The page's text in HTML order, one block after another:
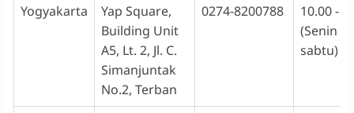
Yogyakarta
Yap Square,
Building Unit
A5, Lt. 2, Jl. C.
Simanjuntak
No.2, Terban
0274-8200788
10.00 -
(Senin -
sabtu)